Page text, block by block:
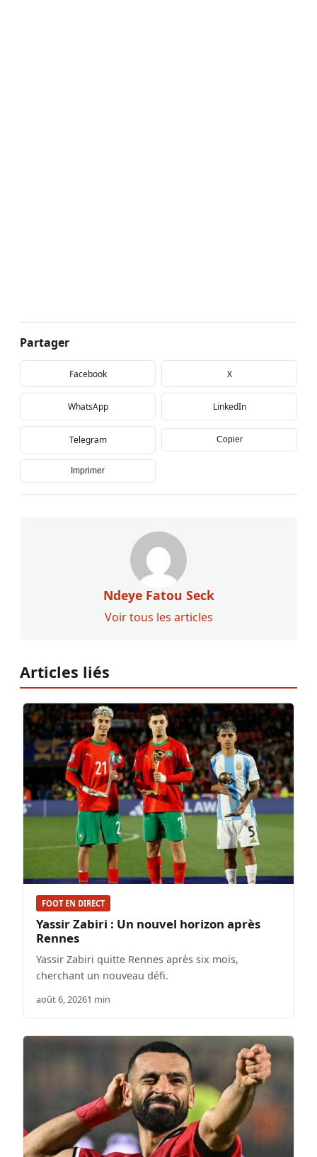
Partager
Facebook X
WhatsApp LinkedIn
Telegram Copier
Imprimer
Ndeye Fatou Seck
Voir tous les articles
Articles liés
FOOT EN DIRECT
Yassir Zabiri : Un nouvel horizon après
Rennes
Yassir Zabiri quitte Rennes après six mois,
cherchant un nouveau défi.
août 6, 20261 min